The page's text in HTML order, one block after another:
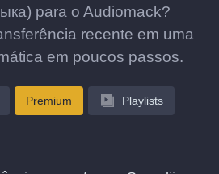
para o Audiomack?
recente em uma
em poucos passos.
Premium Playlists